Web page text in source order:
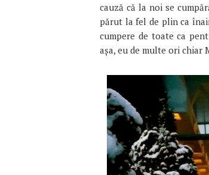
cauză că la noi se
părut la fel de plin ca
cumpere de toate ca
așa, eu de multe ori chiar